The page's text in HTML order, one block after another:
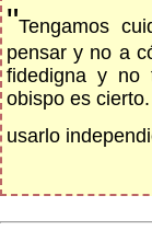
"Tengamos
pensar y no a
fidedigna y
obispo es
usarlo